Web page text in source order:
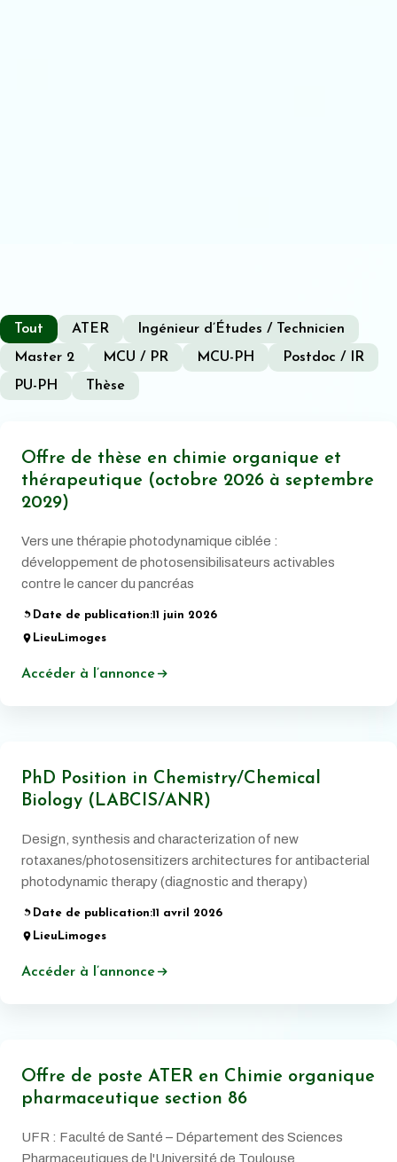
Tout ATER
Ingénieur d’Études / Technicien
Master 2
MCU / PR MCU-PH
Postdoc / IR
PU-PH
Thèse
Offre de thèse en chimie organique et
thérapeutique (octobre 2026 à septembre
2029)
Vers une thérapie photodynamique ciblée :
développement de photosensibilisateurs activables
contre le cancer du pancréas
Date de publication:11 juin 2026
Lieu Limoges
Accéder à l’annonce
PhD Position in Chemistry/Chemical
Biology (LABCIS/ANR)
Design, synthesis and characterization of new
rotaxanes/photosensitizers architectures for antibacterial
photodynamic therapy (diagnostic and therapy)
Date de publication:11 avril 2026
Lieu Limoges
Accéder à l’annonce
Offre de poste ATER en Chimie organique
pharmaceutique section 86
UFR : Faculté de Santé – Département des Sciences
Pharmaceutiques de l'Université de Toulouse